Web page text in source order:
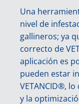
Una
nivel de
gallineros; ya
correcto de
aplicación es
pueden estar
VETANCID®,
y la